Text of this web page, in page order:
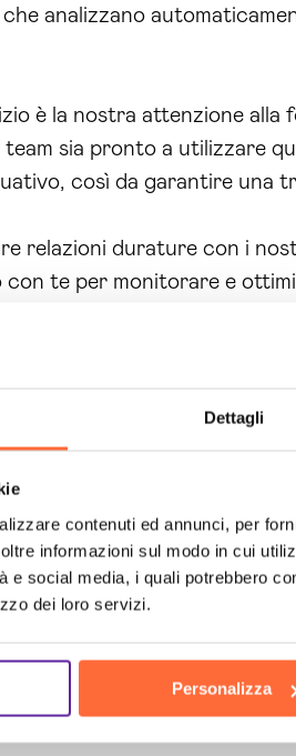
Dettagli
contenuti ed annunci, per
informazioni sul modo in cui
e social media, i quali potrebbero
dei loro servizi.
Personalizza
analizzano
è la nostra attenzione alla
sia pronto a utilizzare
così da garantire una
relazioni durature con i
te per monitorare e
le nostre strategie alle
anche al loro successo a
di agire e di
e scopri come il nostro
il successo. Non perdere
successo inizia ora!